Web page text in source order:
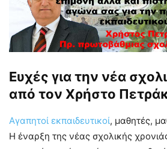
Ευχές για την νέα
από τον Χρήστο
Αγαπητοί εκπαιδευτικοί, μαθητές,
Η έναρξη της νέας σχολικής